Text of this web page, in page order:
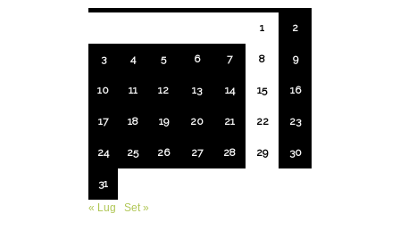
1 2
3 4 5 6 7 8 9
10 11 12 13 14 15 16
17 18 19 20 21 22 23
24 25 26 27 28 29 30
31
« Lug
Set »